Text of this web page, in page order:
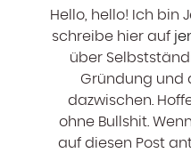
Hello, hello! ‍Ich bin
schreibe hier auf
über
Gründung und
dazwischen.
ohne Bullshit.
auf diesen Post